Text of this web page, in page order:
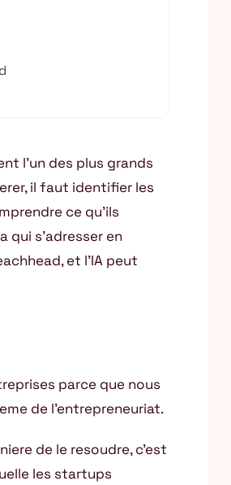
l’un des plus grands
il faut identifier les
ce qu’ils
qui s’adresser en
et l’IA peut
parce que nous
de l’entrepreneuriat.
de le resoudre, c’est
les startups